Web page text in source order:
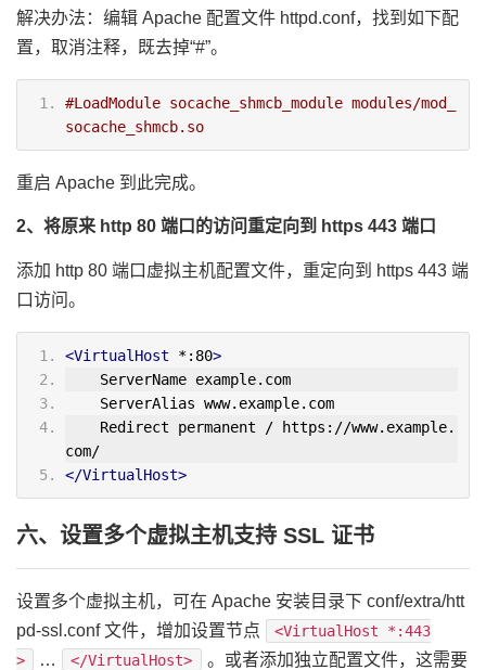
解决办法：编辑 Apache 配置文件 httpd.conf，找到如下配
置，取消注释，既去掉“#”。
#LoadModule socache_shmcb_module modules/mod_
socache_shmcb.so
重启 Apache 到此完成。
2、将原来 http 80 端口的访问重定向到 https 443 端口
添加 http 80 端口虚拟主机配置文件，重定向到 https 443 端
口访问。
<VirtualHost *:80>
    ServerName example.com
    ServerAlias www.example.com
com/
</VirtualHost>
六、设置多个虚拟主机支持 SSL 证书
设置多个虚拟主机，可在 Apache 安装目录下 conf/extra/htt
pd-ssl.conf 文件，增加设置节点
<VirtualHost *:443
>
… </VirtualHost>
。或者添加独立配置文件，这需要